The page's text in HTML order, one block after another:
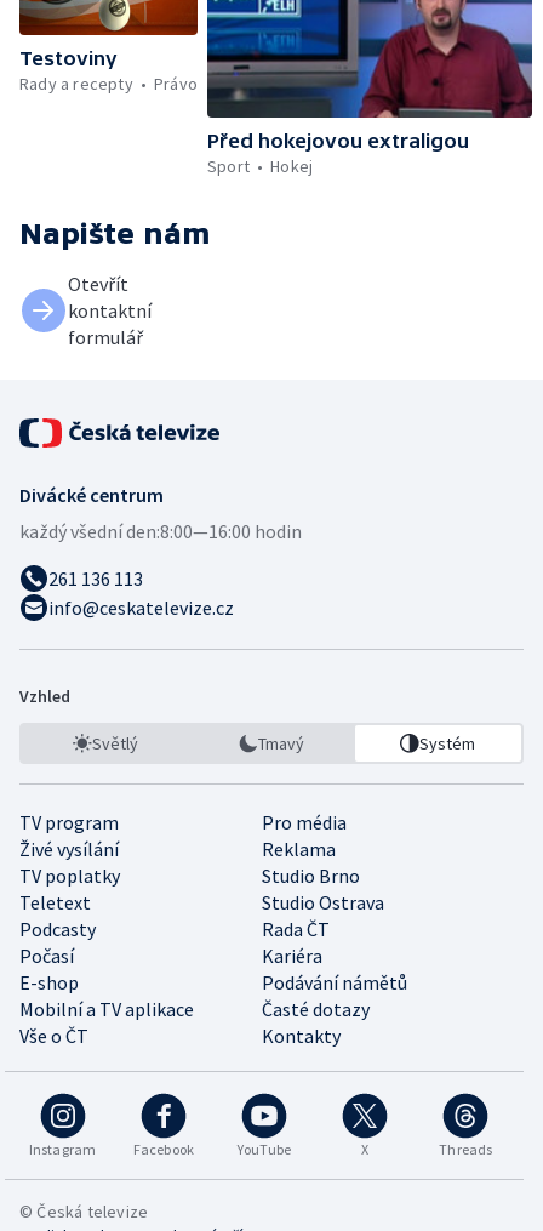
Testoviny
Rady a recepty
Právo
Před hokejovou extraligou
Sport
Hokej
Napište nám
Otevřít
kontaktní
formulář
Divácké centrum
každý všední den:8:00—16:00 hodin
261 136 113
info@ceskatelevize.cz
Vzhled
Světlý Tmavý Systém
TV program
Pro média
Živé vysílání
Reklama
TV poplatky
Studio Brno
Teletext
Studio Ostrava
Podcasty
Rada ČT
Počasí
Kariéra
E-shop
Podávání námětů
Mobilní a TV aplikace
Časté dotazy
Vše o ČT
Kontakty
Instagram Facebook YouTube X Threads
© Česká televize